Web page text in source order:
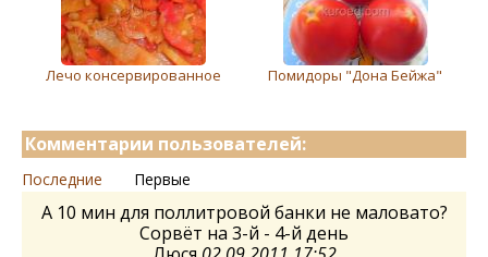
Лечо консервированное Помидоры "Дона Бейжа"
Комментарии пользователей:
Последние Первые
А 10 мин для поллитровой банки не маловато?
Сорвёт на 3-й - 4-й день